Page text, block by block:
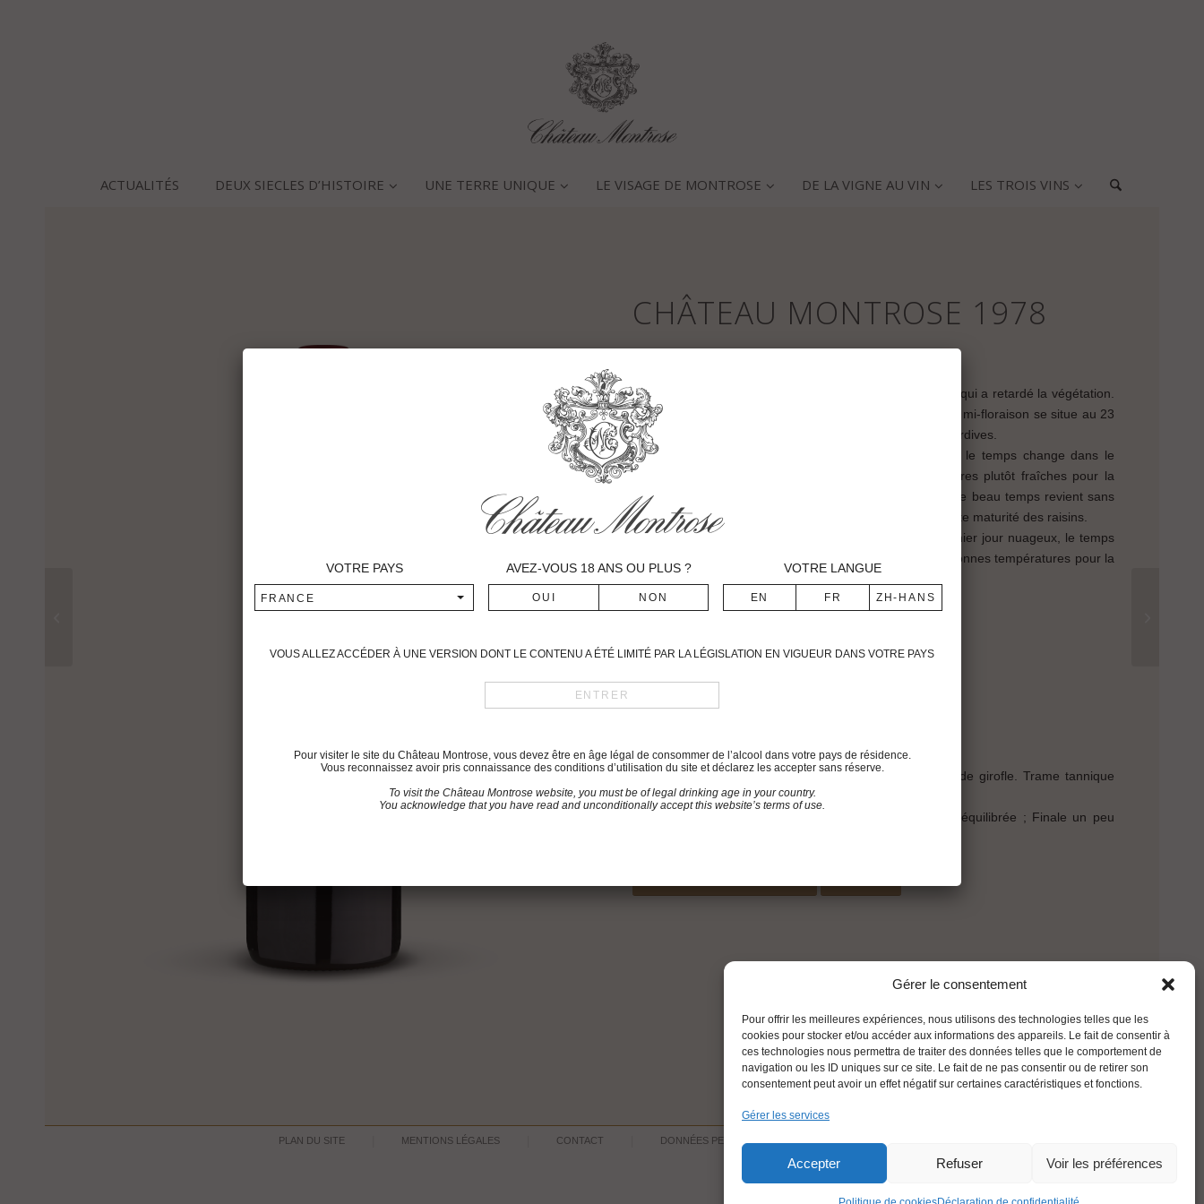
Gérer le consentement
Pour offrir les meilleures expériences, nous utilisons des technologies telles que les
cookies pour stocker et/ou accéder aux informations des appareils. Le fait de consentir à
ces technologies nous permettra de traiter des données telles que le comportement de
navigation ou les ID uniques sur ce site. Le fait de ne pas consentir ou de retirer son
consentement peut avoir un effet négatif sur certaines caractéristiques et fonctions.
Gérer les services
Accepter Refuser Voir les préférences
ACTUALITÉS DEUX SIECLES D’HISTOIRE UNE TERRE UNIQUE LE VISAGE DE MONTROSE DE LA VIGNE AU VIN LES TROIS VINS
CHÂTEAU MONTROSE 1978
Les mois d’Avril et Mai ont été plutôt frais et pluvieux, ce qui a retardé la végétation.
Puis un beau mois de Juin ensoleillé dans l’ensemble. La mi-floraison se situe au 23
Juin et naturellement on prévoit des vendanges un peu tardives.
Après un très beau mois de Juillet chaud et ensoleillé, le temps change dans le
courant d’Août et c’est un ciel nuageux, des températures plutôt fraîches pour la
saison qui durent jusque vers le 10 septembre. Ensuite le beau temps revient sans
arrêt jusqu’aux vendanges, ce qui a favorisé une excellente maturité des raisins.
Pendant la période des vendanges, à l’exception du dernier jour nuageux, le temps
a été très beau et ensoleillé sans interruption avec des bonnes températures pour la
Date des vendanges
Assemblage
Informations non disponibles
Commentaires de dégustation
Nez frais de fruits acidulés (prune), cuir
Bouche assez légère. Arômes de pruneau, tabac, clou de girofle. Trame tannique
assez légère
Vin fin, léger avec une légère acidité. Attaque nette et équilibrée ; Finale un peu
PLAN DU SITE MENTIONS LÉGALES CONTACT DONNÉES PERSONNELLES
VOTRE PAYS
FRANCE
AVEZ-VOUS 18 ANS OU PLUS ? VOTRE LANGUE
VOUS ALLEZ ACCÉDER À UNE VERSION DONT LE CONTENU A ÉTÉ LIMITÉ PAR LA LÉGISLATION EN VIGUEUR DANS VOTRE PAYS
Pour visiter le site du Château Montrose, vous devez être en âge légal de consommer de l’alcool dans votre pays de résidence.
Vous reconnaissez avoir pris connaissance des conditions d’utilisation du site et déclarez les accepter sans réserve.
To visit the Château Montrose website, you must be of legal drinking age in your country.
You acknowledge that you have read and unconditionally accept this website’s terms of use.